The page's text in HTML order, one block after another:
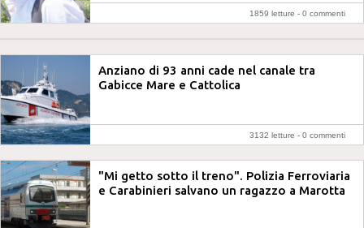
1859 letture - 0 commenti
Anziano di 93 anni cade nel canale tra
Gabicce Mare e Cattolica
3132 letture - 0 commenti
"Mi getto sotto il treno". Polizia Ferroviaria
e Carabinieri salvano un ragazzo a Marotta